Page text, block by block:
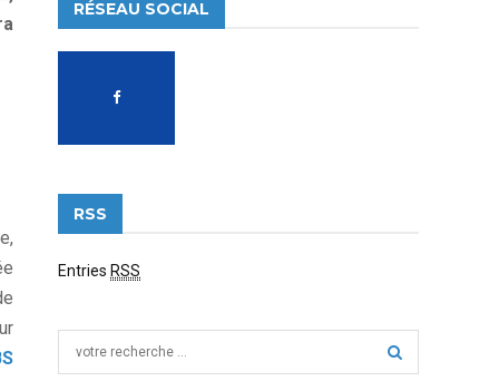
RÉSEAU SOCIAL
RSS
Entries RSS